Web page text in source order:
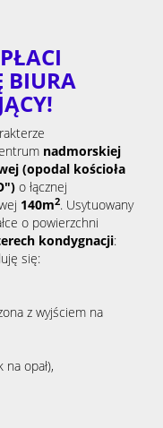
BIURA
nadmorskiej
(opodal kościoła
o łącznej
140m2. Usytuowany
o powierzchni
kondygnacji:
się:
z wyjściem na
opał),